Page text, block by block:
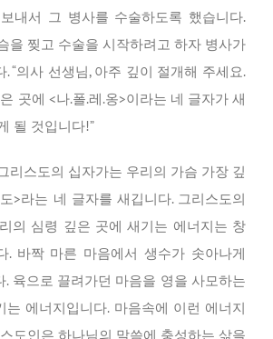
내서 그 병사를 수술하도록 했습니다.
을 찢고 수술을 시작하려고 하자 병사가
“의사 선생님, 아주 깊이 절개해 주세요.
곳에 <나.폴.레.옹>이라는 네 글자가 새
될 것입니다!”
리스도의 십자가는 우리의 가슴 가장 깊
>라는 네 글자를 새깁니다. 그리스도의
의 심령 깊은 곳에 새기는 에너지는 창
. 바짝 마른 마음에서 생수가 솟아나게
. 육으로 끌려가던 마음을 영을 사모하는
는 에너지입니다. 마음속에 이런 에너지
도인은 하나님의 말씀에 충성하는 삶을